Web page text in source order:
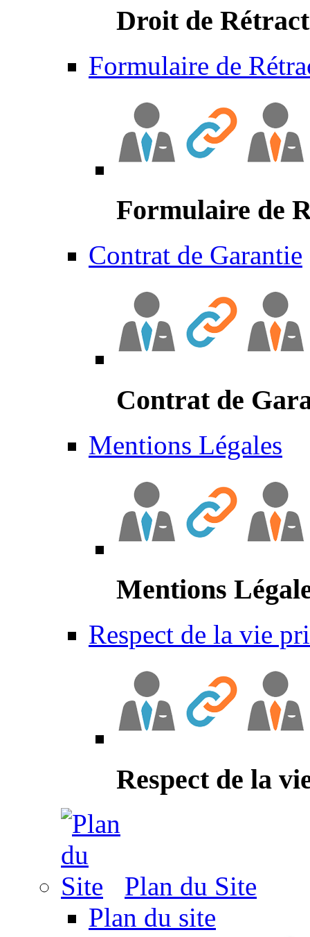
Droit de
Formulaire de
Formulaire de
Contrat de Garantie
Contrat de
Mentions Légales
Mentions
Respect de la vie
Respect de la
Plan du Site
Plan du site